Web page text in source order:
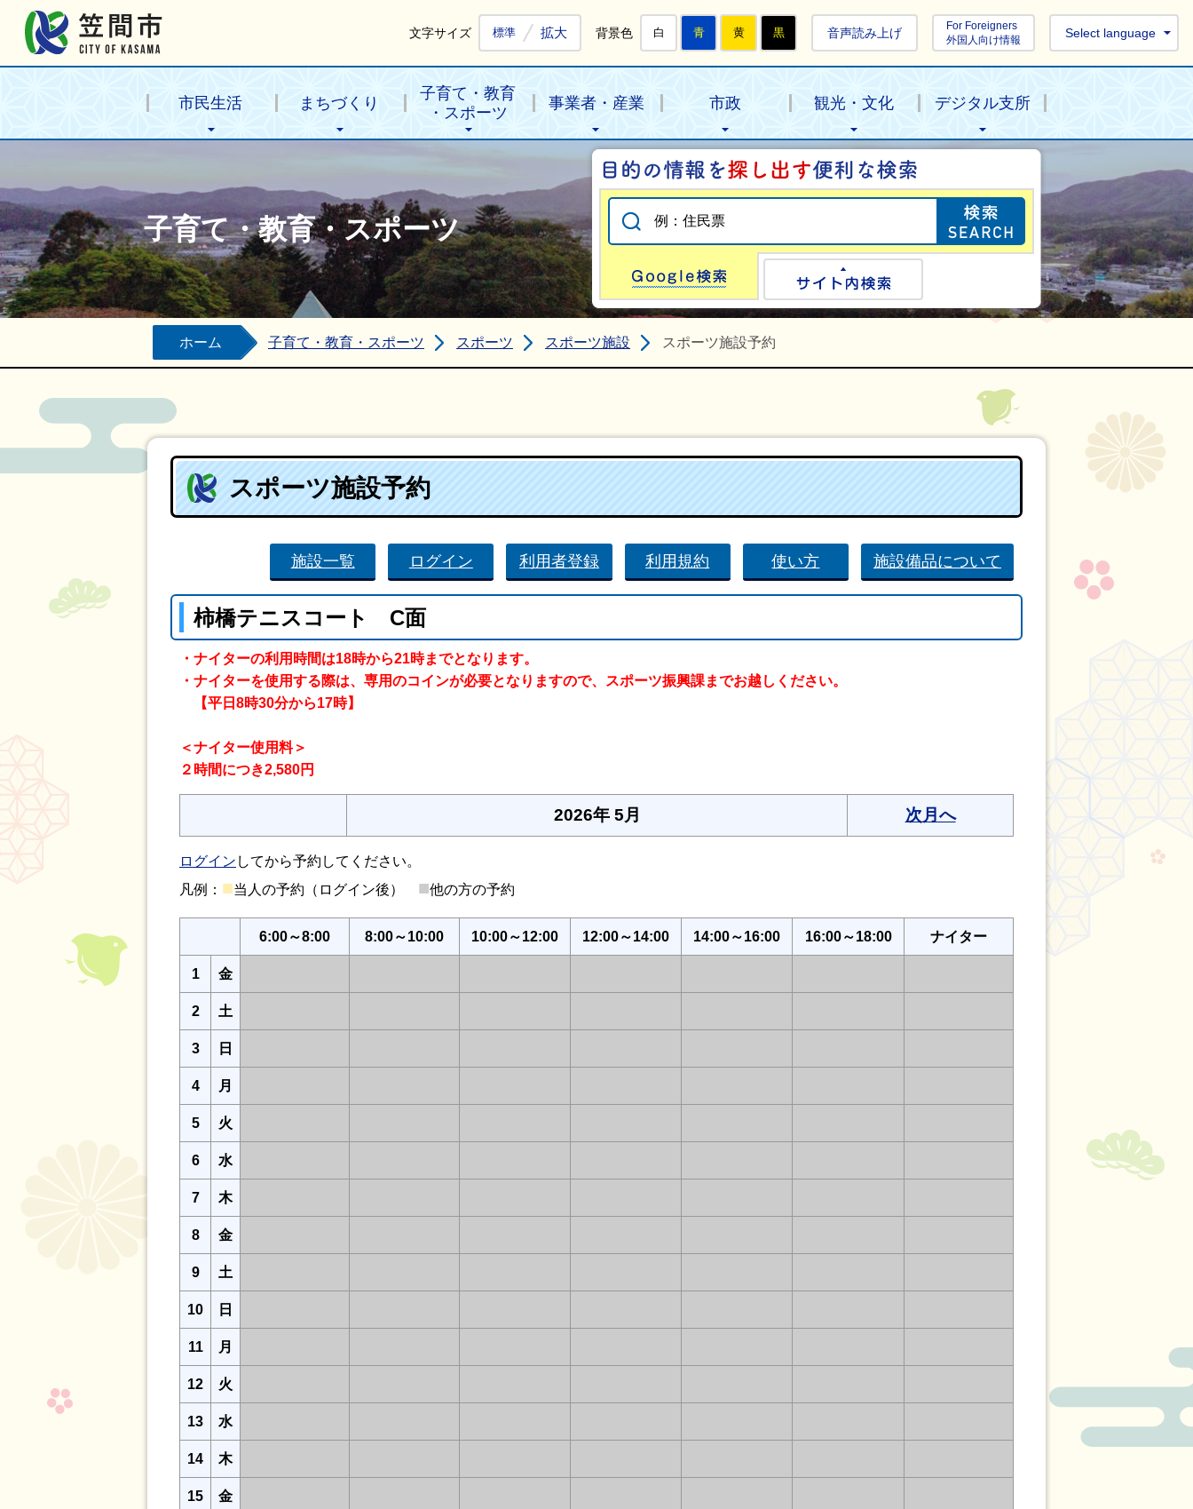
文字サイズ 標準 拡大 背景色 白 青 黄 黒 音声読み上げ
For Foreigners
外国人向け情報
Select language
市民生活 まちづくり
子育て・教育
・スポーツ
事業者・産業 市政 観光・文化 デジタル支所
子育て・教育・スポーツ
目的の情報を探
Google検索
ホーム 子育て・教育・スポーツ スポーツ スポーツ施設 スポーツ施設予約
スポーツ施設予約
施設一覧 ログイン 利用者登録 利用規約 使い方 施設備品について
柿橋テニスコート C面
・ナイターの利用時間は18時から21時までとなります。
・ナイターを使用する際は、専用のコインが必要となりますので、スポーツ振興課までお越しください。
【平日8時30分から17時】
＜ナイター使用料＞
２時間につき2,580円
2026年 5月 次月へ
ログイン してから予約してください。
凡例： ■当人の予約（ログイン後） ■他の方の予約
6:00～8:00 8:00～10:00 10:00～12:00 12:00～14:00 14:00～16:00 16:00～18:00 ナイター
1 金
2 土
3 日
4 月
5 火
6 水
7 木
8 金
9 土
10 日
11 月
12 火
13 水
14 木
15 金